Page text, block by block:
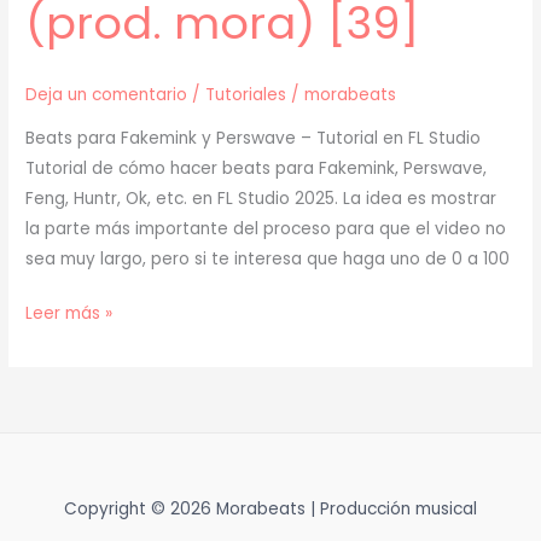
(prod. mora) [39]
Deja un comentario / Tutoriales /morabeats
Beats para Fakemink y Perswave – Tutorial en FL Studio
Tutorial de cómo hacer beats para Fakemink, Perswave,
Feng, Huntr, Ok, etc. en FL Studio 2025. La idea es mostrar
la parte más importante del proceso para que el video no
sea muy largo, pero si te interesa que haga uno de 0 a 100
[
FAKEMINK
Leer más »
Copyright © 2026 Morabeats | Producción musical